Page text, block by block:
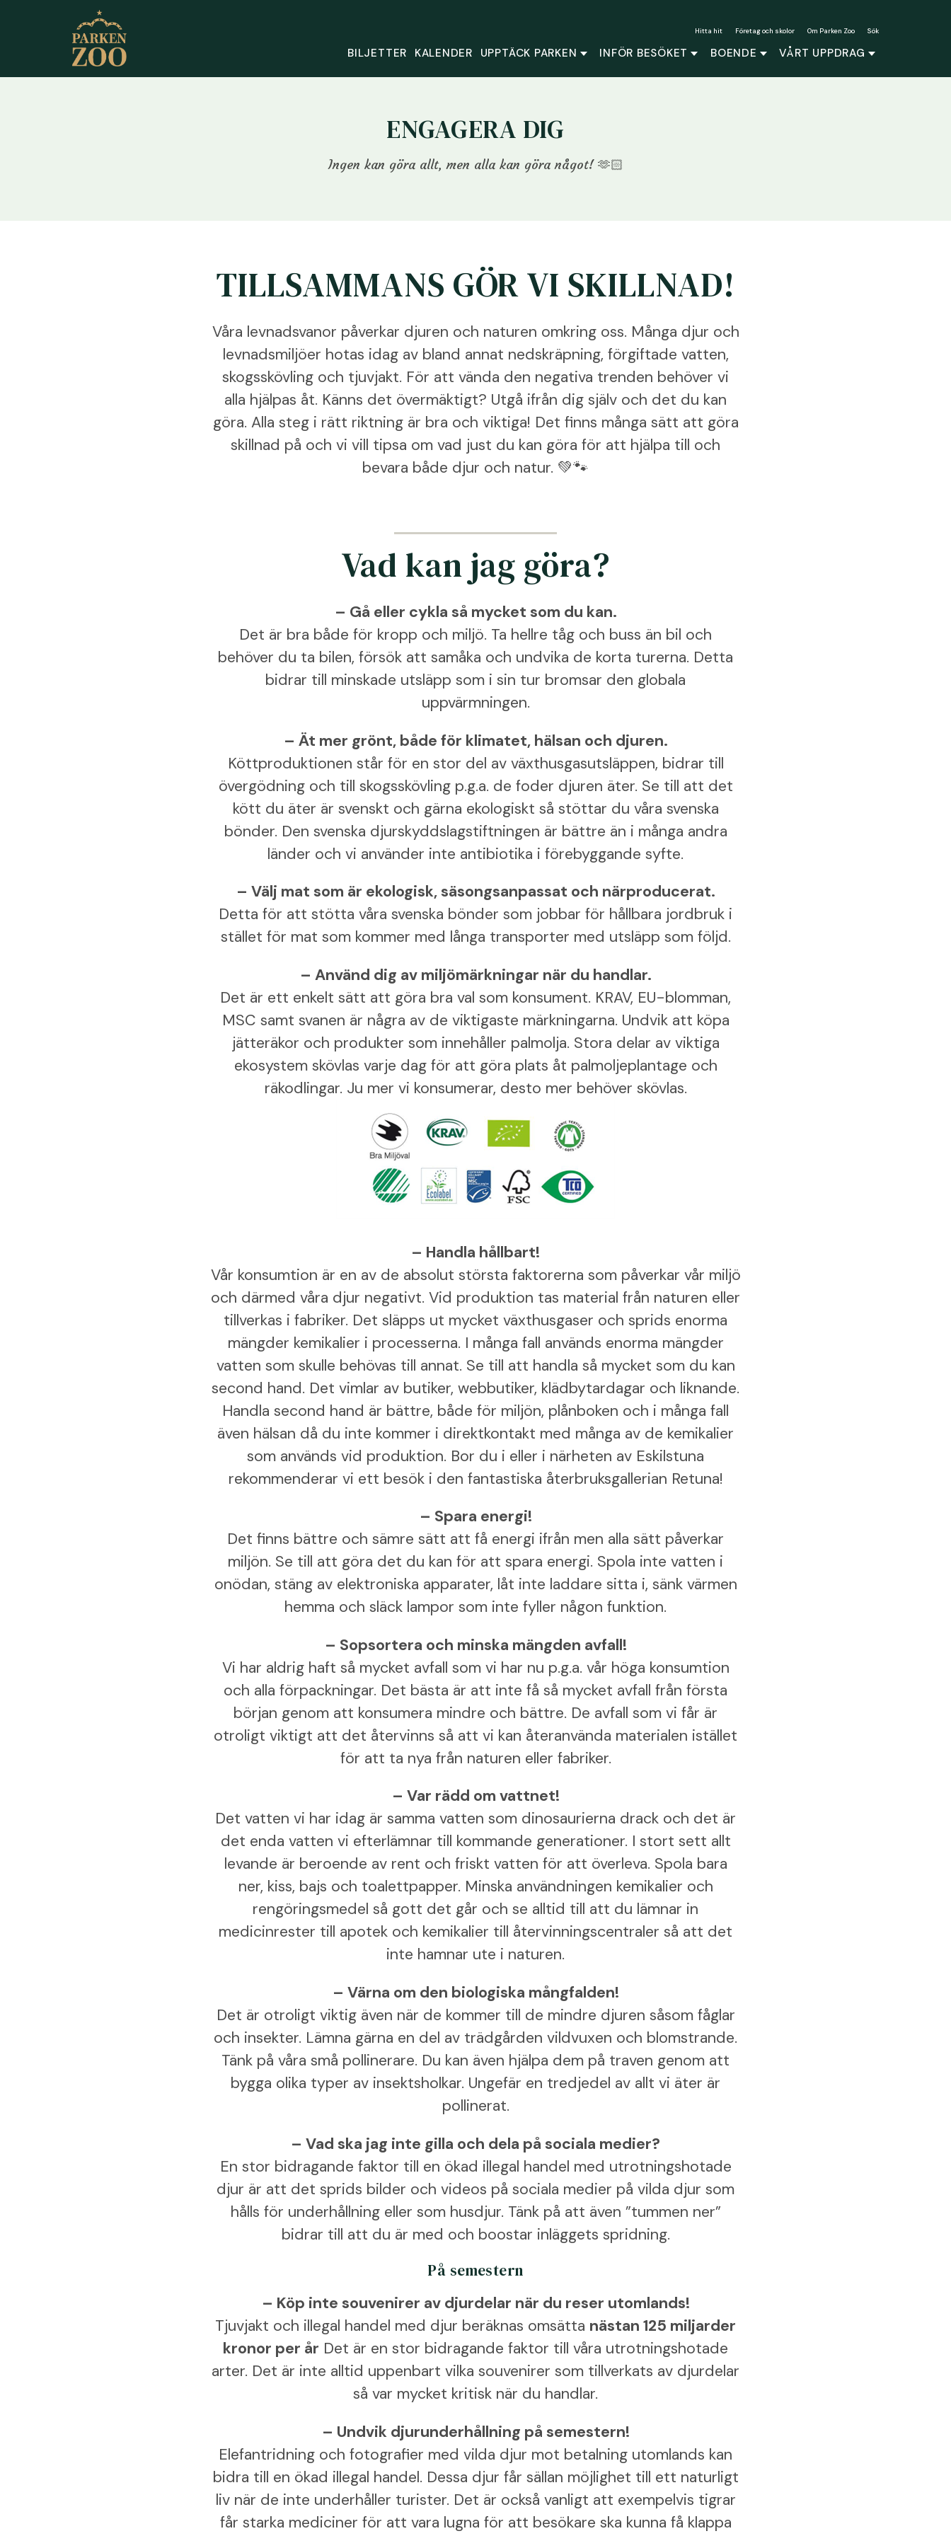
BILJETTER KALENDER UPPTÄCK PARKEN INFÖR BESÖKET BOENDE VÅRT UPPDRAG
Hitta hit Företag och skolor Om Parken Zoo Sök
ENGAGERA DIG
Ingen kan göra allt, men alla kan göra något! 🫶🏻
TILLSAMMANS GÖR VI SKILLNAD!
Våra levnadsvanor påverkar djuren och naturen omkring oss. Många djur och
levnadsmiljöer hotas idag av bland annat nedskräpning, förgiftade vatten,
skogsskövling och tjuvjakt. För att vända den negativa trenden behöver vi
alla hjälpas åt. Känns det övermäktigt? Utgå ifrån dig själv och det du kan
göra. Alla steg i rätt riktning är bra och viktiga! Det finns många sätt att göra
skillnad på och vi vill tipsa om vad just du kan göra för att hjälpa till och
bevara både djur och natur. 💚🐾
Vad kan jag göra?
– Gå eller cykla så mycket som du kan.
Det är bra både för kropp och miljö. Ta hellre tåg och buss än bil och
behöver du ta bilen, försök att samåka och undvika de korta turerna. Detta
bidrar till minskade utsläpp som i sin tur bromsar den globala
uppvärmningen.
– Ät mer grönt, både för klimatet, hälsan och djuren.
Köttproduktionen står för en stor del av växthusgasutsläppen, bidrar till
övergödning och till skogsskövling p.g.a. de foder djuren äter. Se till att det
kött du äter är svenskt och gärna ekologiskt så stöttar du våra svenska
bönder. Den svenska djurskyddslagstiftningen är bättre än i många andra
länder och vi använder inte antibiotika i förebyggande syfte.
– Välj mat som är ekologisk, säsongsanpassat och närproducerat.
Detta för att stötta våra svenska bönder som jobbar för hållbara jordbruk i
stället för mat som kommer med långa transporter med utsläpp som följd.
– Använd dig av miljömärkningar när du handlar.
Det är ett enkelt sätt att göra bra val som konsument. KRAV, EU-blomman,
MSC samt svanen är några av de viktigaste märkningarna. Undvik att köpa
jätteräkor och produkter som innehåller palmolja. Stora delar av viktiga
ekosystem skövlas varje dag för att göra plats åt palmoljeplantage och
räkodlingar. Ju mer vi konsumerar, desto mer behöver skövlas.
– Handla hållbart!
Vår konsumtion är en av de absolut största faktorerna som påverkar vår miljö
och därmed våra djur negativt. Vid produktion tas material från naturen eller
tillverkas i fabriker. Det släpps ut mycket växthusgaser och sprids enorma
mängder kemikalier i processerna. I många fall används enorma mängder
vatten som skulle behövas till annat. Se till att handla så mycket som du kan
second hand. Det vimlar av butiker, webbutiker, klädbytardagar och liknande.
Handla second hand är bättre, både för miljön, plånboken och i många fall
även hälsan då du inte kommer i direktkontakt med många av de kemikalier
som används vid produktion. Bor du i eller i närheten av Eskilstuna
rekommenderar vi ett besök i den fantastiska återbruksgallerian Retuna!
– Spara energi!
Det finns bättre och sämre sätt att få energi ifrån men alla sätt påverkar
miljön. Se till att göra det du kan för att spara energi. Spola inte vatten i
onödan, stäng av elektroniska apparater, låt inte laddare sitta i, sänk värmen
hemma och släck lampor som inte fyller någon funktion.
– Sopsortera och minska mängden avfall!
Vi har aldrig haft så mycket avfall som vi har nu p.g.a. vår höga konsumtion
och alla förpackningar. Det bästa är att inte få så mycket avfall från första
början genom att konsumera mindre och bättre. De avfall som vi får är
otroligt viktigt att det återvinns så att vi kan återanvända materialen istället
för att ta nya från naturen eller fabriker.
– Var rädd om vattnet!
Det vatten vi har idag är samma vatten som dinosaurierna drack och det är
det enda vatten vi efterlämnar till kommande generationer. I stort sett allt
levande är beroende av rent och friskt vatten för att överleva. Spola bara
ner, kiss, bajs och toalettpapper. Minska användningen kemikalier och
rengöringsmedel så gott det går och se alltid till att du lämnar in
medicinrester till apotek och kemikalier till återvinningscentraler så att det
inte hamnar ute i naturen.
– Värna om den biologiska mångfalden!
Det är otroligt viktig även när de kommer till de mindre djuren såsom fåglar
och insekter. Lämna gärna en del av trädgården vildvuxen och blomstrande.
Tänk på våra små pollinerare. Du kan även hjälpa dem på traven genom att
bygga olika typer av insektsholkar. Ungefär en tredjedel av allt vi äter är
pollinerat.
– Vad ska jag inte gilla och dela på sociala medier?
En stor bidragande faktor till en ökad illegal handel med utrotningshotade
djur är att det sprids bilder och videos på sociala medier på vilda djur som
hålls för underhållning eller som husdjur. Tänk på att även ”tummen ner”
bidrar till att du är med och boostar inläggets spridning.
På semestern
– Köp inte souvenirer av djurdelar när du reser utomlands!
Tjuvjakt och illegal handel med djur beräknas omsätta nästan 125 miljarder
kronor per år Det är en stor bidragande faktor till våra utrotningshotade
arter. Det är inte alltid uppenbart vilka souvenirer som tillverkats av djurdelar
så var mycket kritisk när du handlar.
– Undvik djurunderhållning på semestern!
Elefantridning och fotografier med vilda djur mot betalning utomlands kan
bidra till en ökad illegal handel. Dessa djur får sällan möjlighet till ett naturligt
liv när de inte underhåller turister. Det är också vanligt att exempelvis tigrar
får starka mediciner för att vara lugna för att besökare ska kunna få klappa